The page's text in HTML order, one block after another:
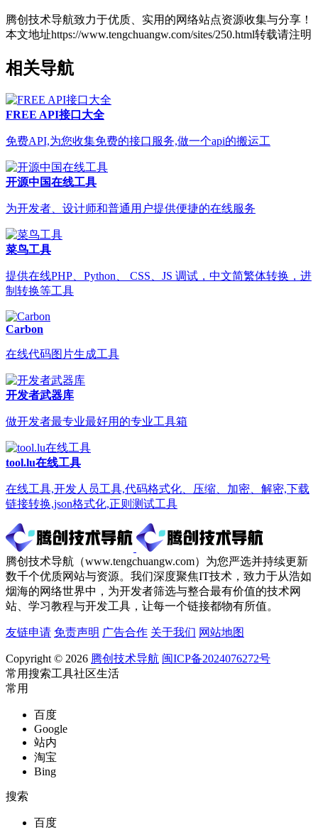
腾创技术导航致力于优质、实用的网络站点资源收集与分享！
本文地址https://www.tengchuangw.com/sites/250.html转载请注明
相关导航
FREE API接口大全
免费API,为您收集免费的接口服务,做一个api的搬运工
开源中国在线工具
为开发者、设计师和普通用户提供便捷的在线服务
菜鸟工具
提供在线PHP、Python、 CSS、JS 调试，中文简繁体转换，进
制转换等工具
Carbon
在线代码图片生成工具
开发者武器库
做开发者最专业最好用的专业工具箱
tool.lu在线工具
在线工具,开发人员工具,代码格式化、压缩、加密、解密,下载
链接转换,json格式化,正则测试工具
腾创技术导航（www.tengchuangw.com）为您严选并持续更新
数千个优质网站与资源。我们深度聚焦IT技术，致力于从浩如
烟海的网络世界中，为开发者筛选与整合最有价值的技术网
站、学习教程与开发工具，让每一个链接都物有所值。
友链申请 免责声明 广告合作 关于我们 网站地图
Copyright © 2026 腾创技术导航 闽ICP备2024076272号
常用搜索工具社区生活
常用
百度
Google
站内
淘宝
Bing
搜索
百度